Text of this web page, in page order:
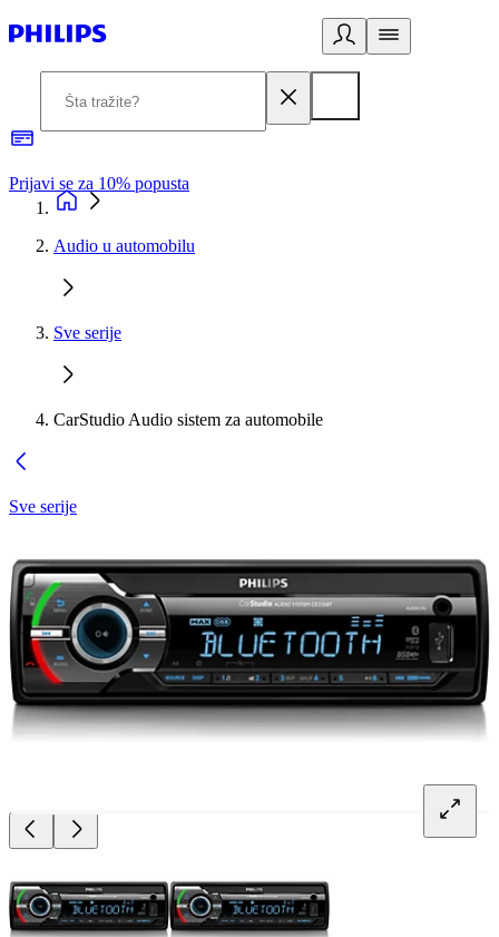
Prijavi se za 10% popusta
Audio u automobilu
Sve serije
CarStudio Audio sistem za automobile
Sve serije